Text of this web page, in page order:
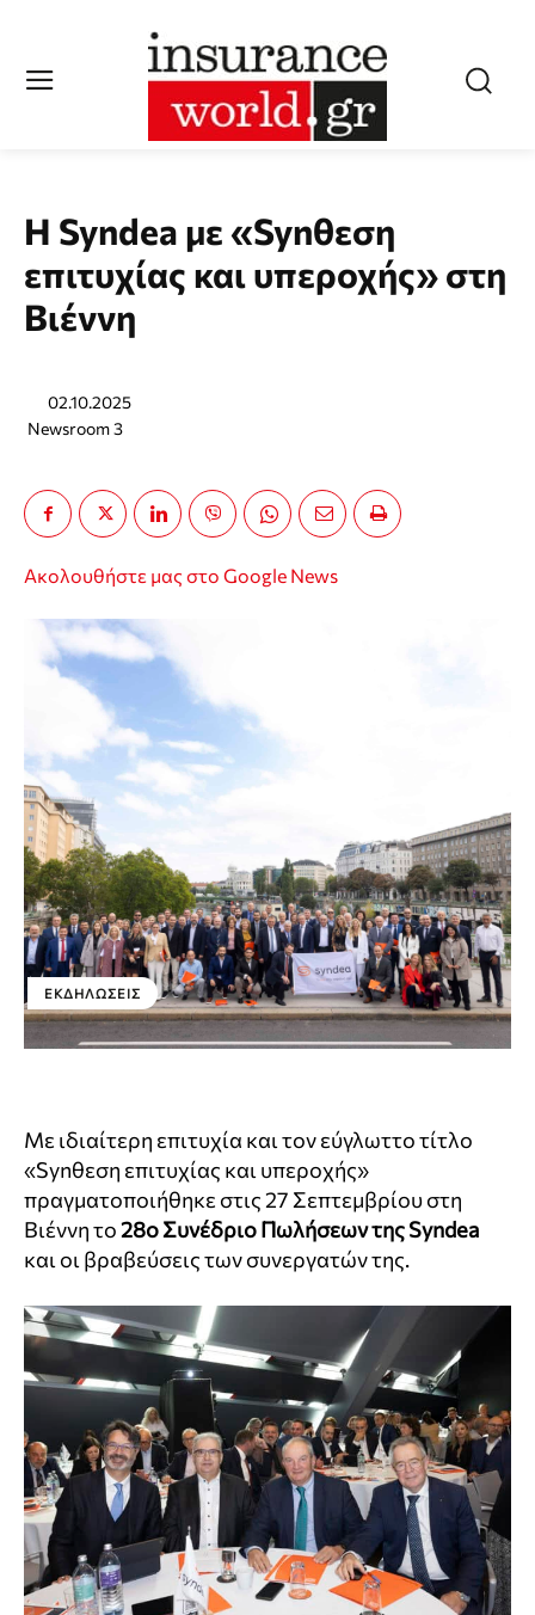
Η Syndea με «Synθεση
επιτυχίας και υπεροχής» στη
Βιέννη
02.10.2025
Newsroom 3
Ακολουθήστε μας στο Google News
ΕΚΔΗΛΏΣΕΙΣ
Με ιδιαίτερη επιτυχία και τον εύγλωττο τίτλο
«Synθεση επιτυχίας και υπεροχής»
πραγματοποιήθηκε στις 27 Σεπτεμβρίου στη
Βιέννη το28ο Συνέδριο Πωλήσεων της Syndea
και οι βραβεύσεις των συνεργατών της.